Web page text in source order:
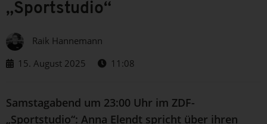
„Sportstudio“
Raik Hannemann
15. August 2025
11:08
Samstagabend um 23:00 Uhr im ZDF-
„Sportstudio“: Anna Elendt spricht über ihren